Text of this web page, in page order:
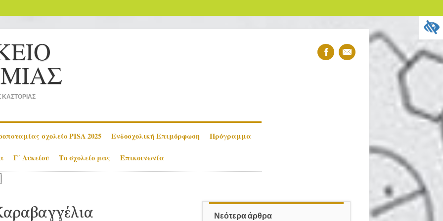
διεύθυνση
σχολείο PISA 2025 Ενδοσχολική Επιμόρφωση Πρόγραμμα
Γ΄ Λυκείου Το σχολείο μας Επικοινωνία
Νεότερα άρθρα